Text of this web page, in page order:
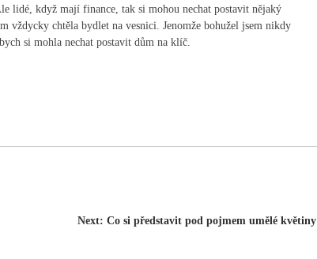
lidé, když mají finance, tak si mohou nechat postavit nějaký
vždycky chtěla bydlet na vesnici. Jenomže bohužel jsem nikdy
si mohla nechat postavit dům na klíč.
Next: Co si představit pod pojmem umělé květiny